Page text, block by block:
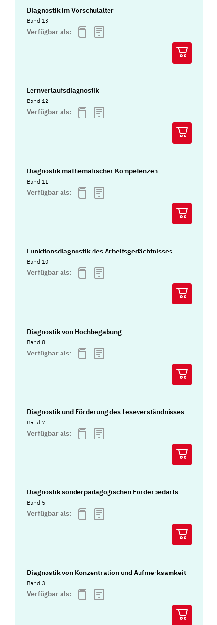
Diagnostik im Vorschulalter
Band 13
Verfügbar als:
Lernverlaufsdiagnostik
Band 12
Verfügbar als:
Diagnostik mathematischer Kompetenzen
Band 11
Verfügbar als:
Funktionsdiagnostik des Arbeitsgedächtnisses
Band 10
Verfügbar als:
Diagnostik von Hochbegabung
Band 8
Verfügbar als:
Diagnostik und Förderung des Leseverständnisses
Band 7
Verfügbar als:
Diagnostik sonderpädagogischen Förderbedarfs
Band 5
Verfügbar als:
Diagnostik von Konzentration und Aufmerksamkeit
Band 3
Verfügbar als: